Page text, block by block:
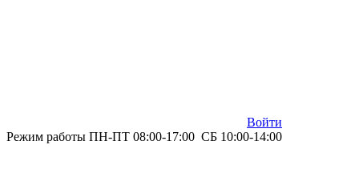
Войти
Режим работы ПН-ПТ 08:00-17:00 СБ 10:00-14:00